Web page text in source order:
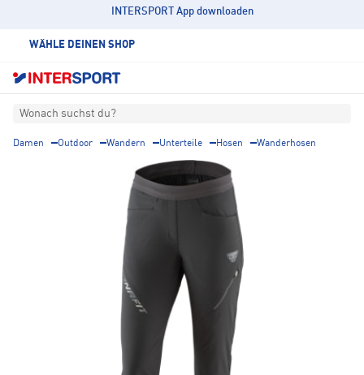
INTERSPORT App downloaden
WÄHLE DEINEN SHOP
Wonach suchst du?
Damen Outdoor Wandern Unterteile Hosen Wanderhosen